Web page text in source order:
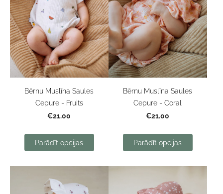
Bērnu Muslīna Saules
Cepure - Fruits
€21.00
Parādīt opcijas
Bērnu Muslīna Saules
Cepure - Coral
€21.00
Parādīt opcijas